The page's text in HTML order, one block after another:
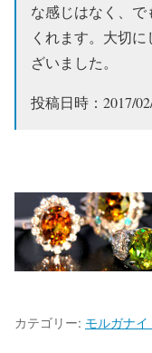
な感じはなく、
くれます。大切
ざいました。
投稿日時：2017/
カテゴリー: モルガナイ